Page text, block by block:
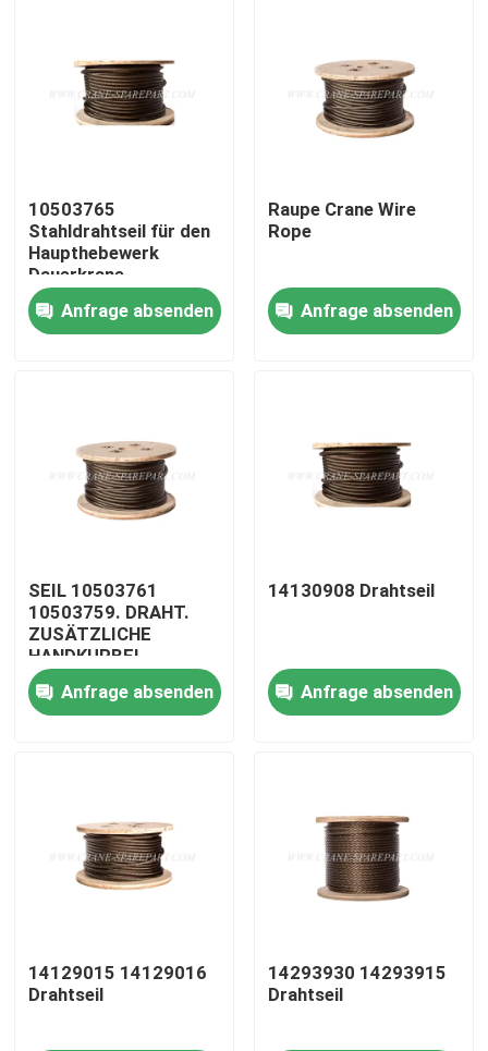
Produkte
Fabrik Tour
Qualitätskontrolle
Nachrichten
Ersatzteile des Kranes
10503765
Stahldrahtseil für den
Haupthebewerk
Dauerkrane
Ersatzteile
Anfrage absenden
Raupe Crane Wire
Rope
Anfrage absenden
SEIL 10503761
10503759. DRAHT.
ZUSÄTZLICHE
HANDKURBEL
Anfrage absenden
14130908 Drahtseil
Anfrage absenden
14129015 14129016
Drahtseil
14293930 14293915
Drahtseil